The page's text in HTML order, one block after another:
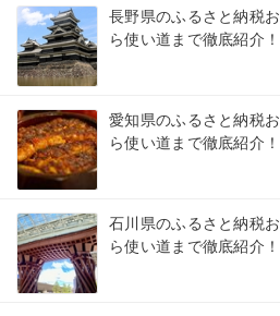
長野県のふるさと納税
ら使い道まで徹底紹介！
愛知県のふるさと納税
ら使い道まで徹底紹介！
石川県のふるさと納税
ら使い道まで徹底紹介！